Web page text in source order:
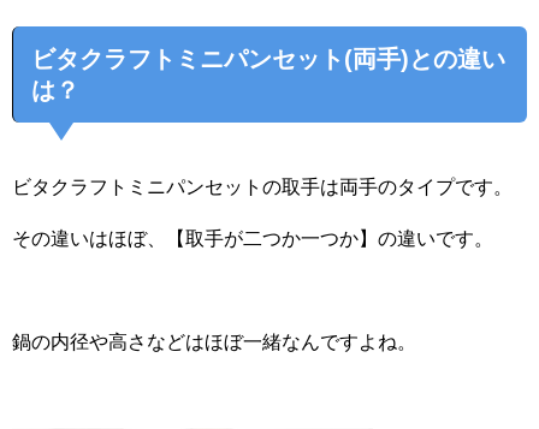
ビタクラフトミニパンセット(両手)との違い
は？
ビタクラフトミニパンセットの取手は両手のタイプです。
その違いはほぼ、【取手が二つか一つか】の違いです。
鍋の内径や高さなどはほぼ一緒なんですよね。